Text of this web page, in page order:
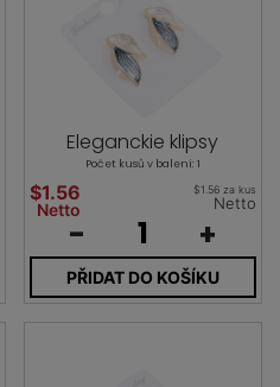
Eleganckie klipsy
Počet kusů v balení: 1
$1.56
Netto
$1.56 za kus
Netto
- +
PŘIDAT DO KOŠÍKU